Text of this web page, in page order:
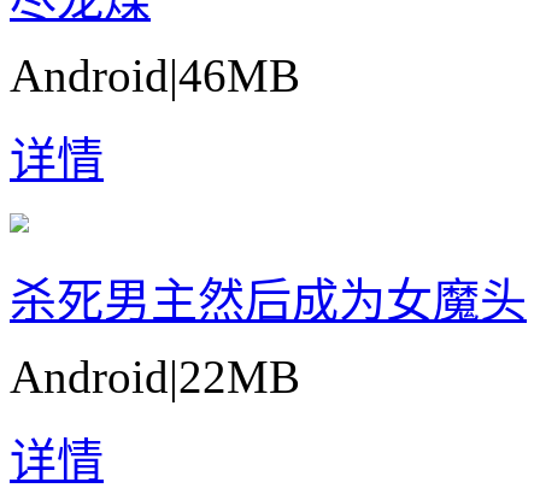
Android|46MB
详情
杀死男主然后成为女魔头
Android|22MB
详情